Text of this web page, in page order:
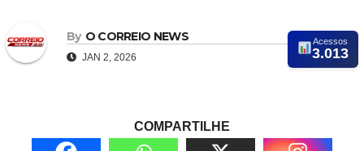
By O CORREIO NEWS
JAN 2, 2026
Acessos
3.013
COMPARTILHE